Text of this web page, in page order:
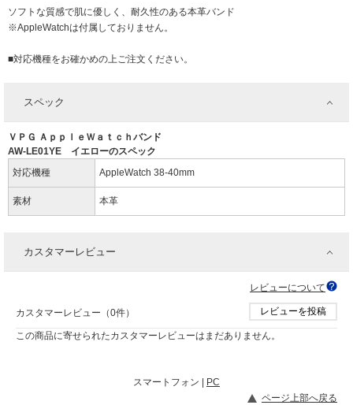
ソフトな質感で肌に優しく、耐久性のある本革バンド
※AppleWatchは付属しておりません。
■対応機種をお確かめの上ご注文ください。
スペック
ＶＰＧ ＡｐｐｌｅＷａｔｃｈバンド
AW-LE01YE イエローのスペック
対応機種
AppleWatch 38-40mm
素材 本革
カスタマーレビュー
レビューについて
カスタマーレビュー（0件） レビューを投稿
この商品に寄せられたカスタマーレビューはまだありません。
スマートフォン |
PC
ページ上部へ戻る